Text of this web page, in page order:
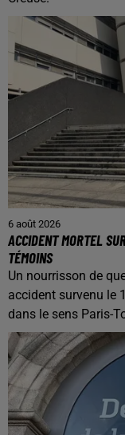
6 août 2026
ACCIDENT MORTEL
TÉMOINS
Un nourrisson de
accident survenu le
dans le sens Paris-